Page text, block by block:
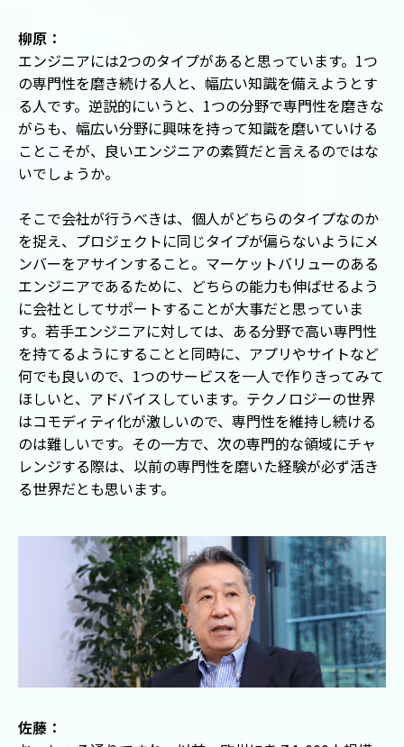
柳原：
エンジニアには2つのタイプがあると思っています。1つ
の専門性を磨き続ける人と、幅広い知識を備えようとす
る人です。逆説的にいうと、1つの分野で専門性を磨きな
がらも、幅広い分野に興味を持って知識を磨いていける
ことこそが、良いエンジニアの素質だと言えるのではな
いでしょうか。
そこで会社が行うべきは、個人がどちらのタイプなのか
を捉え、プロジェクトに同じタイプが偏らないようにメ
ンバーをアサインすること。マーケットバリューのある
エンジニアであるために、どちらの能力も伸ばせるよう
に会社としてサポートすることが大事だと思っていま
す。若手エンジニアに対しては、ある分野で高い専門性
を持てるようにすることと同時に、アプリやサイトなど
何でも良いので、1つのサービスを一人で作りきってみて
ほしいと、アドバイスしています。テクノロジーの世界
はコモディティ化が激しいので、専門性を維持し続ける
のは難しいです。その一方で、次の専門的な領域にチャ
レンジする際は、以前の専門性を磨いた経験が必ず活き
る世界だとも思います。
佐藤：